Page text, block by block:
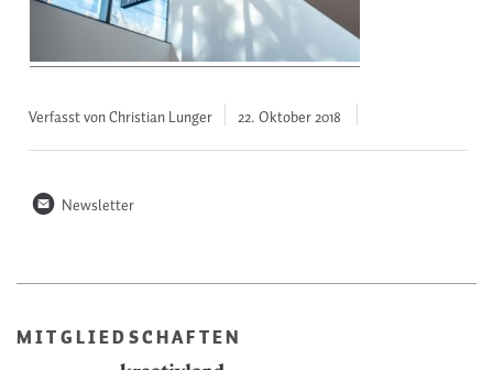
Verfasst von Christian Lunger 22. Oktober2018
n Newsletter
MITGLIEDSCHAFTEN